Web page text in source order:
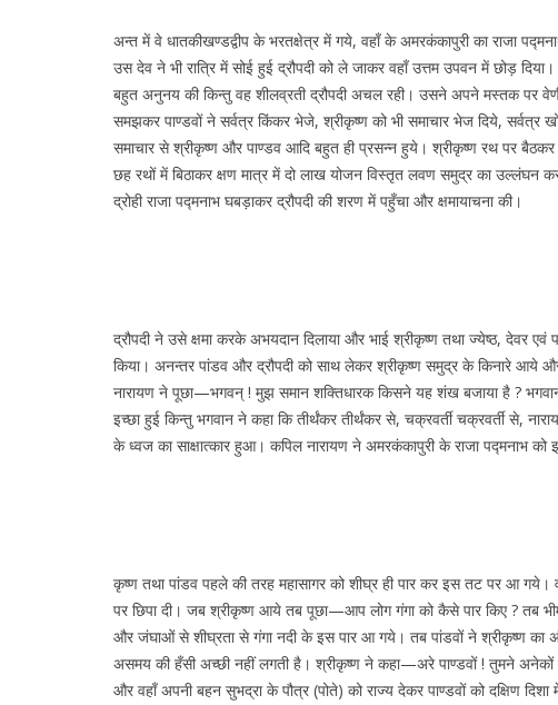
अन्त में वे धातकीखण्डद्वीप के भरतक्षेत्र में गये, वहाँ के अमरकंकापुरी का राजा
उस देव ने भी रात्रि में सोई हुई द्रौपदी को ले जाकर वहाँ उत्तम उपवन में छोड़
बहुत अनुनय की किन्तु वह शीलव्रती द्रौपदी अचल रही। उसने अपने मस्तक पर
समझकर पाण्डवों ने सर्वत्र किंकर भेजे, श्रीकृष्ण को भी समाचार भेज दिये,
समाचार से श्रीकृष्ण और पाण्डव आदि बहुत ही प्रसन्न हुये। श्रीकृष्ण रथ पर
छह रथों में बिठाकर क्षण मात्र में दो लाख योजन विस्तृत लवण समुद्र का उल्लंघन
द्रोही राजा पद्मनाभ घबड़ाकर द्रौपदी की शरण में पहुँचा और क्षमायाचना की।
द्रौपदी ने उसे क्षमा करके अभयदान दिलाया और भाई श्रीकृष्ण तथा ज्येष्ठ, देवर
किया। अनन्तर पांडव और द्रौपदी को साथ लेकर श्रीकृष्ण समुद्र के किनारे आये
नारायण ने पूछा—भगवन् ! मुझ समान शक्तिधारक किसने यह शंख बजाया है ?
इच्छा हुई किन्तु भगवान ने कहा कि तीर्थंकर तीर्थंकर से, चक्रवर्ती चक्रवर्ती से,
के ध्वज का साक्षात्कार हुआ। कपिल नारायण ने अमरकंकापुरी के राजा पद्मनाभ
कृष्ण तथा पांडव पहले की तरह महासागर को शीघ्र ही पार कर इस तट पर आ गये।
पर छिपा दी। जब श्रीकृष्ण आये तब पूछा—आप लोग गंगा को कैसे पार किए ? तब
और जंघाओं से शीघ्रता से गंगा नदी के इस पार आ गये। तब पांडवों ने श्रीकृष्ण का
असमय की हँसी अच्छी नहीं लगती है। श्रीकृष्ण ने कहा—अरे पाण्डवों ! तुमने अनेकों
और वहाँ अपनी बहन सुभद्रा के पौत्र (पोते) को राज्य देकर पाण्डवों को दक्षिण